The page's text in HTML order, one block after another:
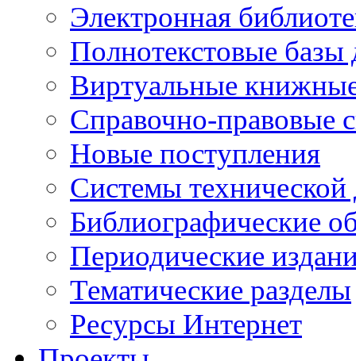
Электронная
Полнотекстовые
Виртуальные
Справочно-правовые
Новые поступления
Cистемы
Библиографические
Периодические
Тематические разделы
Ресурсы Интернет